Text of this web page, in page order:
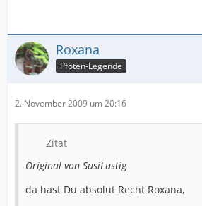
Roxana
Pfoten-Legende
2. November 2009 um 20:16
Zitat
Original von SusiLustig
da hast Du absolut Recht Roxana,